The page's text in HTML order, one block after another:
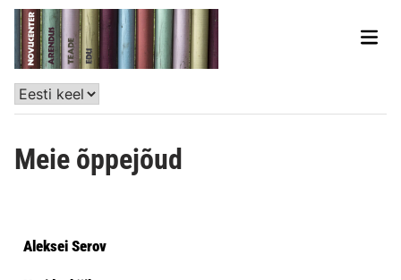
Meie õppejõud
Aleksei Serov